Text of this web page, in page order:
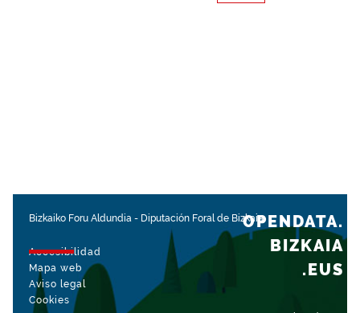
Bizkaiko Foru Aldundia - Diputación Foral de Bizkaia
Accesibilidad
Mapa web
Aviso legal
Cookies
OPENDATA.
BIZKAIA
.EUS